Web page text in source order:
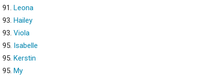
91. Leona
93. Hailey
93. Viola
95. Isabelle
95. Kerstin
95. My